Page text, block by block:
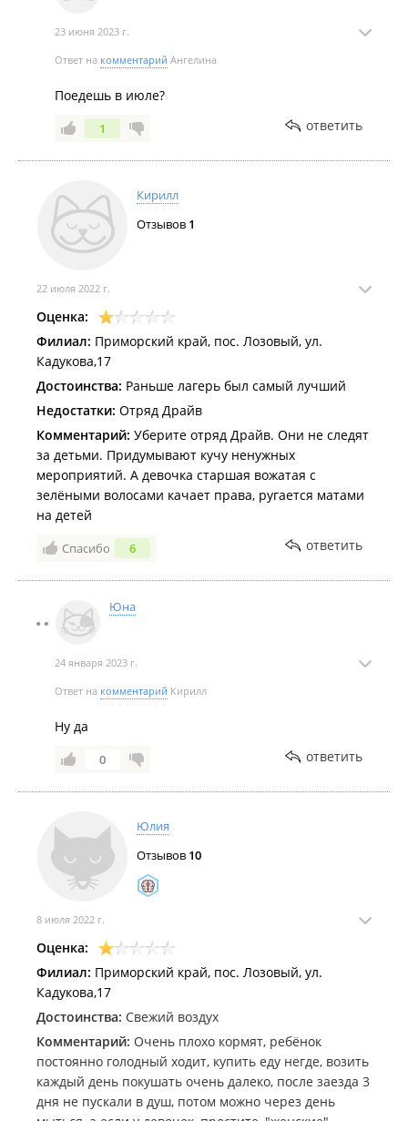
23 июня 2023 г.
Ответ на комментарий Ангелина
Поедешь в июле?
1 ответить
Кирилл
Отзывов 1
22 июля 2022 г.
Оценка:
Филиал: Приморский край, пос. Лозовый, ул.
Кадукова,17
Достоинства: Раньше лагерь был самый лучший
Недостатки: Отряд Драйв
Комментарий: Уберите отряд Драйв. Они не следят
за детьми. Придумывают кучу ненужных
мероприятий. А девочка старшая вожатая с
зелёными волосами качает права, ругается матами
на детей
Спасибо 6 ответить
Юна
24 января 2023 г.
Ответ на комментарий Кирилл
Ну да
0 ответить
Юлия
Отзывов 10
8 июля 2022 г.
Оценка:
Филиал: Приморский край, пос. Лозовый, ул.
Кадукова,17
Достоинства: Свежий воздух
Комментарий: Очень плохо кормят, ребёнок
постоянно голодный ходит, купить еду негде, возить
каждый день покушать очень далеко, после заезда 3
дня не пускали в душ, потом можно через день